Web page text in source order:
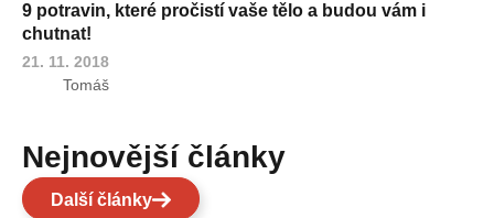
9 potravin, které pročistí vaše tělo a budou vám i
chutnat!
21. 11. 2018
Tomáš
Nejnovější články
Další články